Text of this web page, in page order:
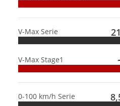
V-Max Serie
V-Max Stage1
0-100 km/h Serie